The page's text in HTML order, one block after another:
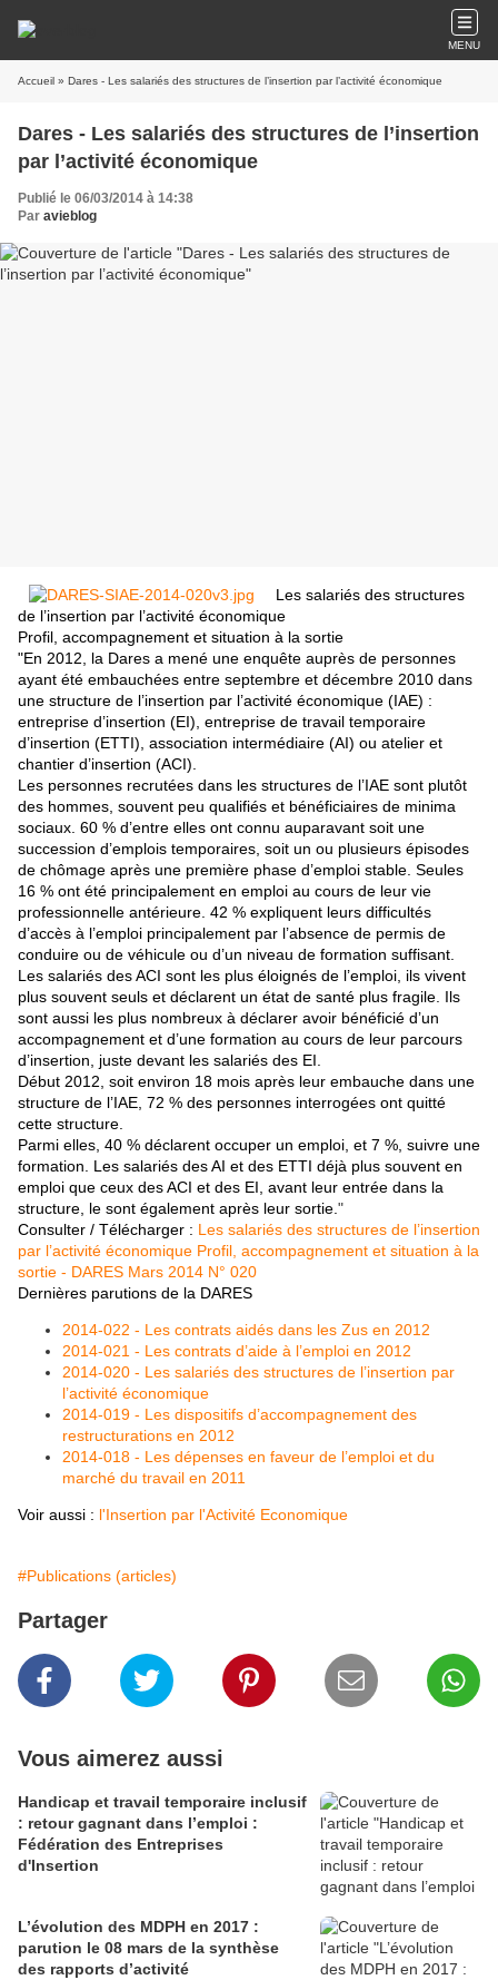
MENU
Accueil » Dares - Les salariés des structures de l’insertion par l’activité économique
Dares - Les salariés des structures de l’insertion
par l’activité économique
Publié le 06/03/2014 à 14:38
Par avieblog
Les salariés des structures
de l’insertion par l’activité économique
Profil, accompagnement et situation à la sortie
"En 2012, la Dares a mené une enquête auprès de personnes
ayant été embauchées entre septembre et décembre 2010 dans
une structure de l’insertion par l’activité économique (IAE) :
entreprise d’insertion (EI), entreprise de travail temporaire
d’insertion (ETTI), association intermédiaire (AI) ou atelier et
chantier d’insertion (ACI).
Les personnes recrutées dans les structures de l’IAE sont plutôt
des hommes, souvent peu qualifiés et bénéficiaires de minima
sociaux. 60 % d’entre elles ont connu auparavant soit une
succession d’emplois temporaires, soit un ou plusieurs épisodes
de chômage après une première phase d’emploi stable. Seules
16 % ont été principalement en emploi au cours de leur vie
professionnelle antérieure. 42 % expliquent leurs difficultés
d’accès à l’emploi principalement par l’absence de permis de
conduire ou de véhicule ou d’un niveau de formation suffisant.
Les salariés des ACI sont les plus éloignés de l’emploi, ils vivent
plus souvent seuls et déclarent un état de santé plus fragile. Ils
sont aussi les plus nombreux à déclarer avoir bénéficié d’un
accompagnement et d’une formation au cours de leur parcours
d’insertion,
juste devant les salariés des EI.
Début 2012, soit environ 18 mois après leur embauche dans une
structure de l’IAE, 72 % des personnes interrogées ont quitté
cette structure.
Parmi elles, 40 % déclarent occuper un emploi, et 7 %, suivre une
formation. Les salariés des AI et des ETTI déjà plus souvent en
emploi que ceux des ACI et des EI, avant leur entrée dans la
structure, le sont également après leur sortie. "
Consulter / Télécharger : Les salariés des structures de l’insertion
par l’activité économique Profil, accompagnement et situation à la
sortie - DARES Mars 2014 N° 020
Dernières parutions de la DARES
2014-022 - Les contrats aidés dans les Zus en 2012
2014-021 - Les contrats d’aide à l’emploi en 2012
2014-020 - Les salariés des structures de l’insertion par
l’activité économique
2014-019 - Les dispositifs d’accompagnement des
restructurations en 2012
2014-018 - Les dépenses en faveur de l’emploi et du
marché du travail en 2011
Voir aussi : l'Insertion par l'Activité Economique
#Publications (articles)
Partager
Vous aimerez aussi
Handicap et travail temporaire inclusif
: retour gagnant dans l’emploi :
Fédération des Entreprises
d'Insertion
L’évolution des MDPH en 2017 :
parution le 08 mars de la synthèse
des rapports d’activité